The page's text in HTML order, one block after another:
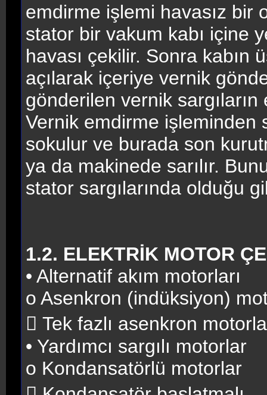
emdirme işlemi havasız bir
stator bir vakum kabı içine
havası çekilir. Sonra kabın
açılarak içeriye vernik
gönderilen vernik
Vernik emdirme işleminden
sokulur ve burada son
ya da makinede sarılır.
stator sargılarında olduğu
1.2. ELEKTRİK MOTOR
• Alternatif akım motorları
o Asenkron (indüksiyon)
 Tek fazlı asenkron
• Yardımcı sargılı motorlar
o Kondansatörlü motorlar